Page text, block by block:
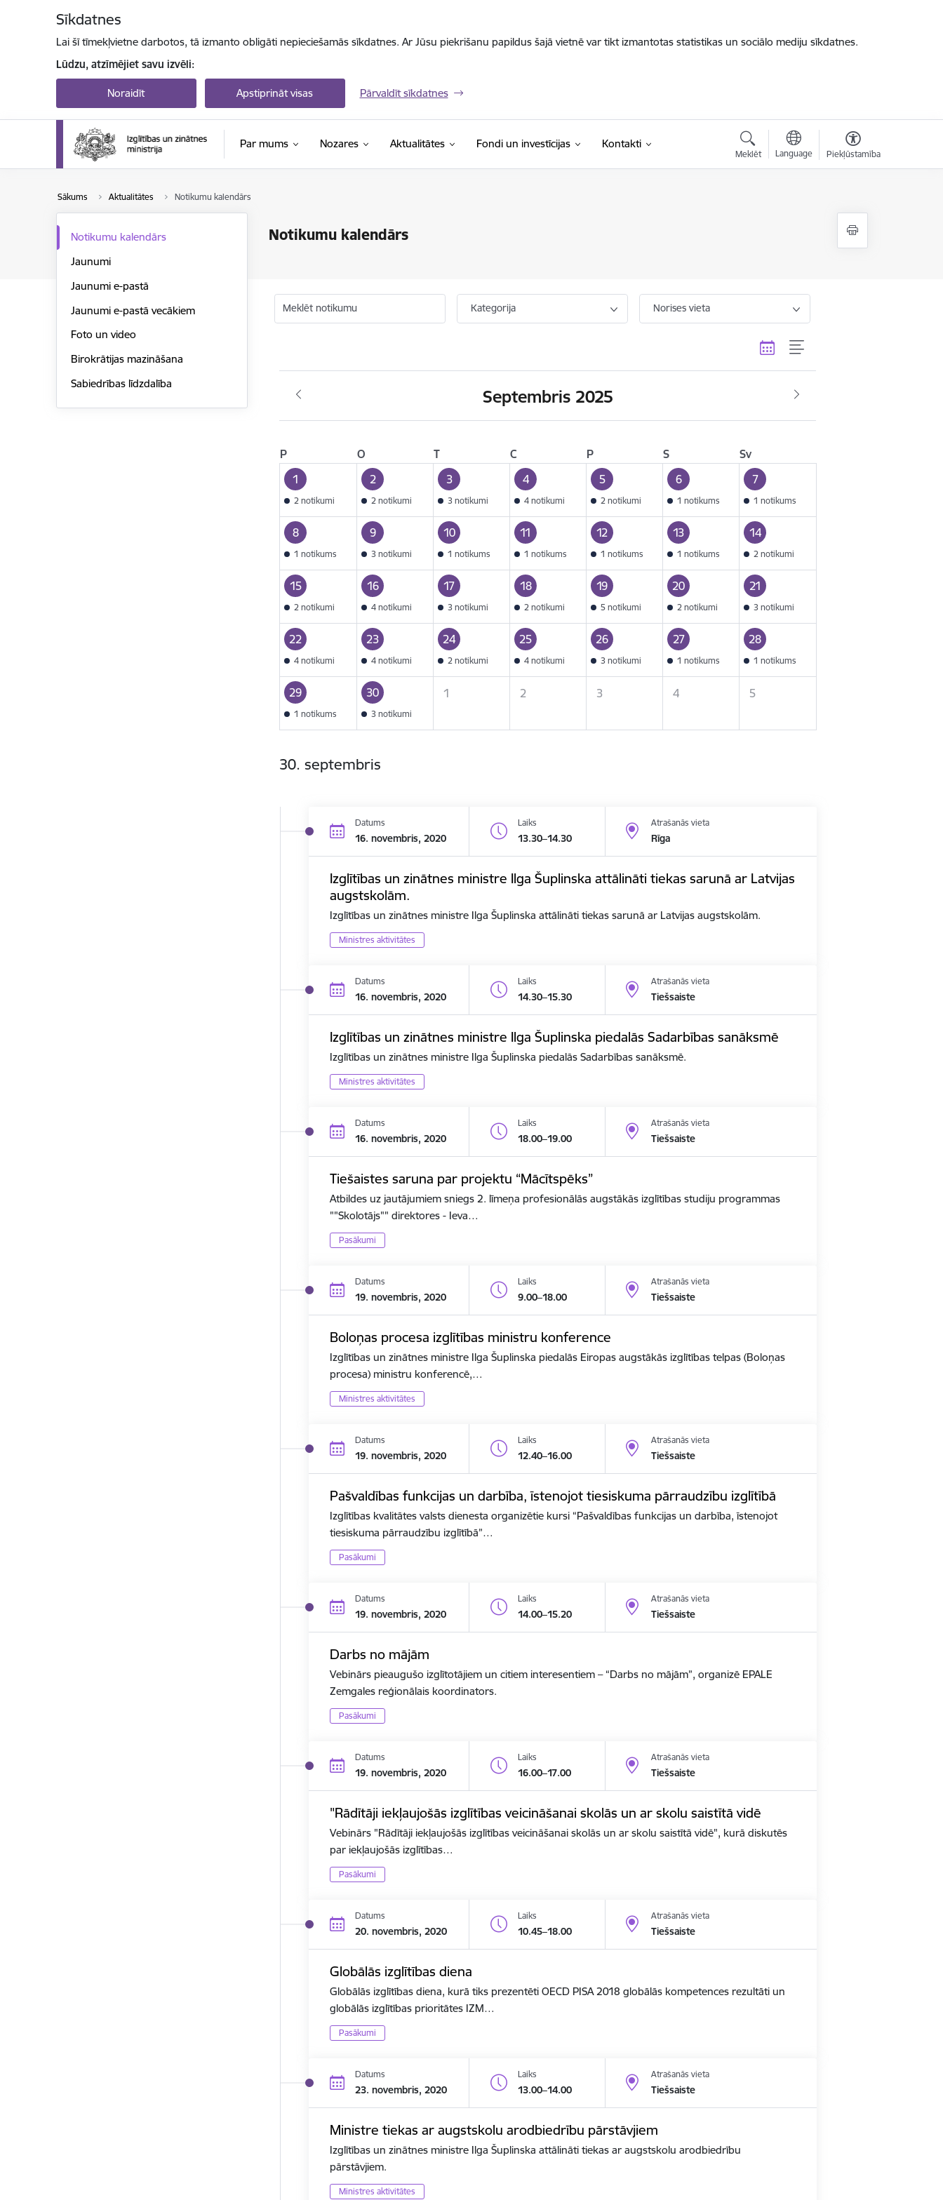
Sīkdatnes
Lai šī tīmekļvietne darbotos, tā izmanto obligāti nepieciešamās sīkdatnes. Ar Jūsu piekrišanu papildus šajā vietnē var tikt izmantotas statistikas un sociālo mediju sīkdatnes.
Lūdzu, atzīmējiet savu izvēli:
Noraidīt Apstiprināt visas Pārvaldīt sīkdatnes
Par mums Nozares Aktualitātes Fondi un investīcijas Kontakti
Meklēt Language Piekļūstamība
Sākums Aktualitātes Notikumu kalendārs
Notikumu kalendārs
Notikumu kalendārs
Jaunumi
Jaunumi e-pastā
Jaunumi e-pastā vecākiem
Foto un video
Birokrātijas mazināšana
Sabiedrības līdzdalība
Meklēt notikumu Kategorija Norises vieta
Septembris 2025
P O T C P S
Sv
1
2 notikumi
2
2 notikumi
3
3 notikumi
4
4 notikumi
5
2 notikumi
6
1 notikums
7
1 notikums
8
1 notikums
9
3 notikumi
10
1 notikums
11
1 notikums
12
1 notikums
13
1 notikums
14
2 notikumi
15
2 notikumi
16
4 notikumi
17
3 notikumi
18
2 notikumi
19
5 notikumi
20
2 notikumi
21
3 notikumi
22
4 notikumi
23
4 notikumi
24
2 notikumi
25
4 notikumi
26
3 notikumi
27
1 notikums
28
1 notikums
29
1 notikums
30
3 notikumi
1 2 3 4 5
30. septembris
Datums
16. novembris, 2020
Laiks
13.30–14.30
Atrašanās vieta
Rīga
Izglītības un zinātnes ministre Ilga Šuplinska attālināti tiekas sarunā ar Latvijas
augstskolām.
Izglītības un zinātnes ministre Ilga Šuplinska attālināti tiekas sarunā ar Latvijas augstskolām.
Ministres aktivitātes
Datums
16. novembris, 2020
Laiks
14.30–15.30
Atrašanās vieta
Tiešsaiste
Izglītības un zinātnes ministre Ilga Šuplinska piedalās Sadarbības sanāksmē
Izglītības un zinātnes ministre Ilga Šuplinska piedalās Sadarbības sanāksmē.
Ministres aktivitātes
Datums
16. novembris, 2020
Laiks
18.00–19.00
Atrašanās vieta
Tiešsaiste
Tiešaistes saruna par projektu “Mācītspēks”
Atbildes uz jautājumiem sniegs 2. līmeņa profesionālās augstākās izglītības studiju programmas
""Skolotājs"" direktores - Ieva…
Pasākumi
Datums
19. novembris, 2020
Laiks
9.00–18.00
Atrašanās vieta
Tiešsaiste
Boloņas procesa izglītības ministru konference
Izglītības un zinātnes ministre Ilga Šuplinska piedalās Eiropas augstākās izglītības telpas (Boloņas
procesa) ministru konferencē,…
Ministres aktivitātes
Datums
19. novembris, 2020
Laiks
12.40–16.00
Atrašanās vieta
Tiešsaiste
Pašvaldības funkcijas un darbība, īstenojot tiesiskuma pārraudzību izglītībā
Izglītības kvalitātes valsts dienesta organizētie kursi “Pašvaldības funkcijas un darbība, īstenojot
tiesiskuma pārraudzību izglītībā”…
Pasākumi
Datums
19. novembris, 2020
Laiks
14.00–15.20
Atrašanās vieta
Tiešsaiste
Darbs no mājām
Vebinārs pieaugušo izglītotājiem un citiem interesentiem – “Darbs no mājām”, organizē EPALE
Zemgales reģionālais koordinators.
Pasākumi
Datums
19. novembris, 2020
Laiks
16.00–17.00
Atrašanās vieta
Tiešsaiste
"Rādītāji iekļaujošās izglītības veicināšanai skolās un ar skolu saistītā vidē
Vebinārs "Rādītāji iekļaujošās izglītības veicināšanai skolās un ar skolu saistītā vidē", kurā diskutēs
par iekļaujošās izglītības…
Pasākumi
Datums
20. novembris, 2020
Laiks
10.45–18.00
Atrašanās vieta
Tiešsaiste
Globālās izglītības diena
Globālās izglītības diena, kurā tiks prezentēti OECD PISA 2018 globālās kompetences rezultāti un
globālās izglītības prioritātes IZM…
Pasākumi
Datums
23. novembris, 2020
Laiks
13.00–14.00
Atrašanās vieta
Tiešsaiste
Ministre tiekas ar augstskolu arodbiedrību pārstāvjiem
Izglītības un zinātnes ministre Ilga Šuplinska attālināti tiekas ar augstskolu arodbiedrību
pārstāvjiem.
Ministres aktivitātes